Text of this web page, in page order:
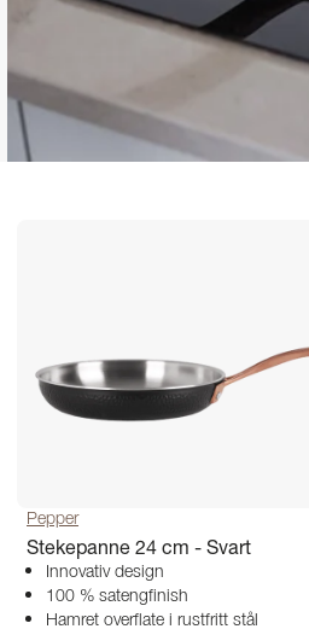
Pepper
Stekepanne 24 cm - Svart
Innovativ design
100 % satengfinish
Hamret overflate i rustfritt stål